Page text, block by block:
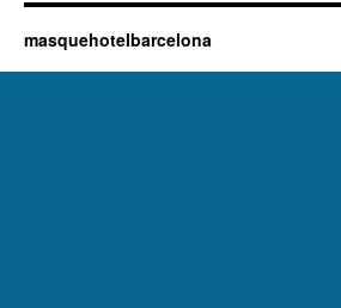
masquehotelbarcelona